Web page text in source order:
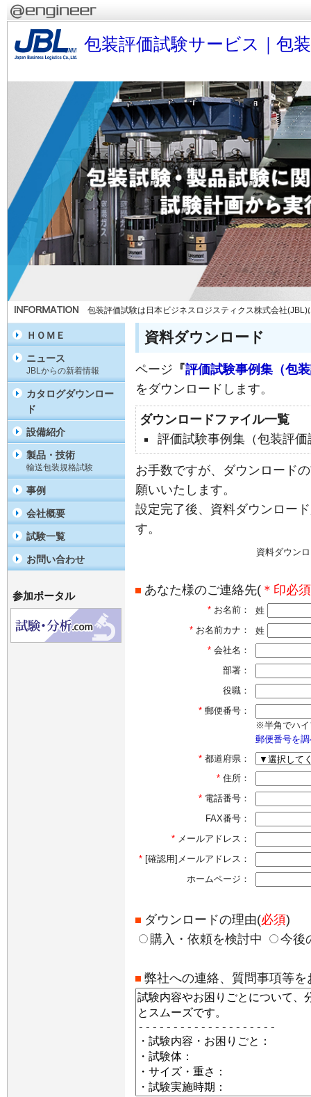
包装評価試験サービス｜包
包装評価試験は日本ビジネスロジスティクス株式会社
資料ダウンロード
ページ 『評価試験事例集（包
をダウンロードします。
ダウンロードファイル一覧
評価試験事例集（包装評
お手数ですが、ダウンロード
願いいたします。
設定完了後、資料ダウンロー
す。
資料ダウン
あなた様のご連絡先(＊印必須
* お名前：
姓
* お名前カナ：
姓
* 会社名：
部署：
役職：
* 郵便番号：
※半角でハイ
郵便番号を
* 都道府県：
* 住所：
* 電話番号：
FAX番号：
* メールアドレス：
* [確認用]メールアドレス：
ホームページ：
ダウンロードの理由(必須)
購入・依頼を検討中
今後
弊社への連絡、質問事項等
ＨＯＭＥ
ニュース
JBLからの新着情報
カタログダウンロー
ド
設備紹介
製品・技術
輸送包装規格試験
事例
会社概要
試験一覧
お問い合わせ
参加ポータル